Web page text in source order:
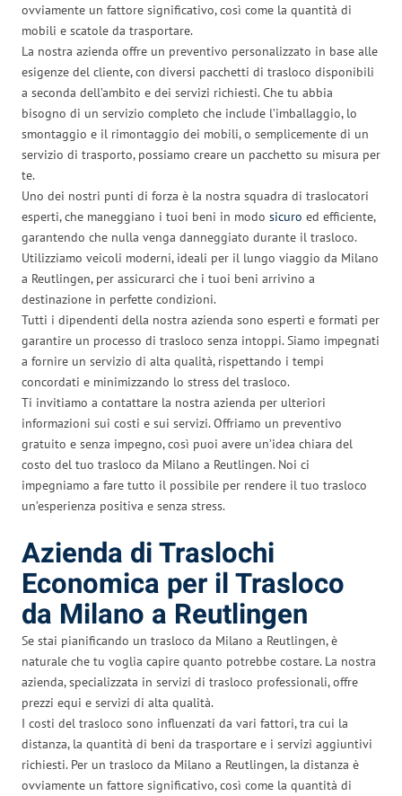
ovviamente un fattore significativo, così come la quantità di
mobili e scatole da trasportare.
La nostra azienda offre un preventivo personalizzato in base alle
esigenze del cliente, con diversi pacchetti di trasloco disponibili
a seconda dell’ambito e dei servizi richiesti. Che tu abbia
bisogno di un servizio completo che include l’imballaggio, lo
smontaggio e il rimontaggio dei mobili, o semplicemente di un
servizio di trasporto, possiamo creare un pacchetto su misura per
te.
Uno dei nostri punti di forza è la nostra squadra di traslocatori
esperti, che maneggiano i tuoi beni in modo sicuro ed efficiente,
garantendo che nulla venga danneggiato durante il trasloco.
Utilizziamo veicoli moderni, ideali per il lungo viaggio da Milano
a Reutlingen, per assicurarci che i tuoi beni arrivino a
destinazione in perfette condizioni.
Tutti i dipendenti della nostra azienda sono esperti e formati per
garantire un processo di trasloco senza intoppi. Siamo impegnati
a fornire un servizio di alta qualità, rispettando i tempi
concordati e minimizzando lo stress del trasloco.
Ti invitiamo a contattare la nostra azienda per ulteriori
informazioni sui costi e sui servizi. Offriamo un preventivo
gratuito e senza impegno, così puoi avere un’idea chiara del
costo del tuo trasloco da Milano a Reutlingen. Noi ci
impegniamo a fare tutto il possibile per rendere il tuo trasloco
un’esperienza positiva e senza stress.
Azienda di Traslochi
Economica per il Trasloco
da Milano a Reutlingen
Se stai pianificando un trasloco da Milano a Reutlingen, è
naturale che tu voglia capire quanto potrebbe costare. La nostra
azienda, specializzata in servizi di trasloco professionali, offre
prezzi equi e servizi di alta qualità.
I costi del trasloco sono influenzati da vari fattori, tra cui la
distanza, la quantità di beni da trasportare e i servizi aggiuntivi
richiesti. Per un trasloco da Milano a Reutlingen, la distanza è
ovviamente un fattore significativo, così come la quantità di